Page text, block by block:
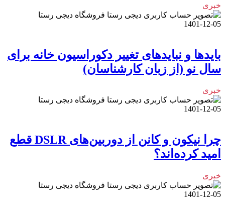
خبری
فروشگاه دیجی رستا
1401-12-05
بایدها و نبایدهای تغییر دکوراسیون خانه برای
سال نو (از زبان کارشناسان)
خبری
فروشگاه دیجی رستا
1401-12-05
چرا نیکون و کانن از دوربین‌های DSLR قطع
امید کرده‌اند؟
خبری
فروشگاه دیجی رستا
1401-12-05